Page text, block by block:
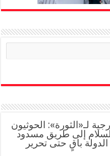
لـ«الثورة»: الحوثيون
إلى طريق مسدود
باقٍ حتى تحرير